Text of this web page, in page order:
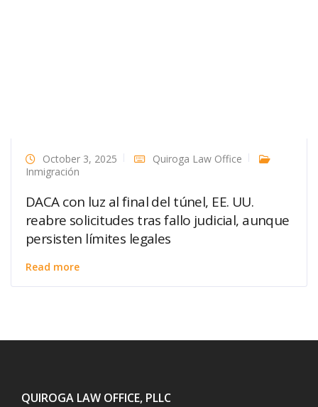
October 3, 2025
Quiroga Law Office
Inmigración
DACA con luz al final del túnel, EE. UU.
reabre solicitudes tras fallo judicial, aunque
persisten límites legales
Read more
QUIROGA LAW OFFICE, PLLC